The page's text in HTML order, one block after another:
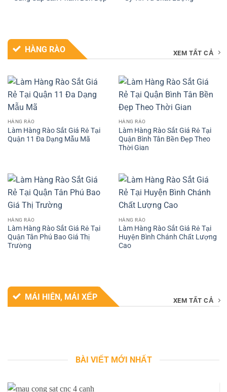
HÀNG RÀO XEM TẤT CẢ
HÀNG RÀO
Làm Hàng Rào Sắt Giá Rẻ Tại
Quận 11 Đa Dạng Mẫu Mã
HÀNG RÀO
Làm Hàng Rào Sắt Giá Rẻ Tại
Quận Bình Tân Bền Đẹp Theo
Thời Gian
HÀNG RÀO
Làm Hàng Rào Sắt Giá Rẻ Tại
Quận Tân Phú Bao Giá Thị
Trường
HÀNG RÀO
Làm Hàng Rào Sắt Giá Rẻ Tại
Huyện Bình Chánh Chất Lượng
Cao
MÁI HIÊN, MÁI XẾP XEM TẤT CẢ
BÀI VIẾT MỚI NHẤT